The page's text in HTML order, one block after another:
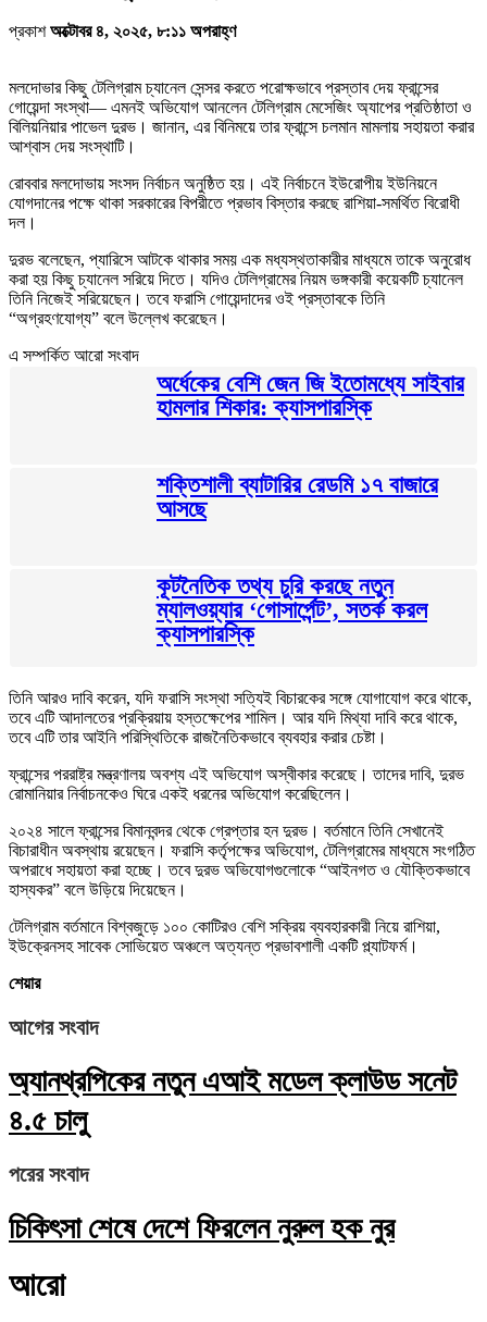
প্রকাশঅক্টোবর ৪, ২০২৫, ৮:১১ অপরাহ্ণ
মলদোভার কিছু টেলিগ্রাম চ্যানেল সেন্সর করতে পরোক্ষভাবে প্রস্তাব দেয় ফ্রান্সের
গোয়েন্দা সংস্থা— এমনই অভিযোগ আনলেন টেলিগ্রাম মেসেজিং অ্যাপের প্রতিষ্ঠাতা ও
বিলিয়নিয়ার পাভেল দুরভ। জানান, এর বিনিময়ে তার ফ্রান্সে চলমান মামলায় সহায়তা করার
আশ্বাস দেয় সংস্থাটি।
রোববার মলদোভায় সংসদ নির্বাচন অনুষ্ঠিত হয়। এই নির্বাচনে ইউরোপীয় ইউনিয়নে
যোগদানের পক্ষে থাকা সরকারের বিপরীতে প্রভাব বিস্তার করছে রাশিয়া-সমর্থিত বিরোধী
দল।
দুরভ বলেছেন, প্যারিসে আটকে থাকার সময় এক মধ্যস্থতাকারীর মাধ্যমে তাকে অনুরোধ
করা হয় কিছু চ্যানেল সরিয়ে দিতে। যদিও টেলিগ্রামের নিয়ম ভঙ্গকারী কয়েকটি চ্যানেল
তিনি নিজেই সরিয়েছেন। তবে ফরাসি গোয়েন্দাদের ওই প্রস্তাবকে তিনি
“অগ্রহণযোগ্য” বলে উল্লেখ করেছেন।
এ সম্পর্কিত আরো সংবাদ
অর্ধেকের বেশি জেন জি ইতোমধ্যে সাইবার
হামলার শিকার: ক্যাসপারস্কি
শক্তিশালী ব্যাটারির রেডমি ১৭ বাজারে
আসছে
কূটনৈতিক তথ্য চুরি করছে নতুন
ম্যালওয়্যার ‘গোসার্পেন্ট’, সতর্ক করল
ক্যাসপারস্কি
তিনি আরও দাবি করেন, যদি ফরাসি সংস্থা সত্যিই বিচারকের সঙ্গে যোগাযোগ করে থাকে,
তবে এটি আদালতের প্রক্রিয়ায় হস্তক্ষেপের শামিল। আর যদি মিথ্যা দাবি করে থাকে,
তবে এটি তার আইনি পরিস্থিতিকে রাজনৈতিকভাবে ব্যবহার করার চেষ্টা।
ফ্রান্সের পররাষ্ট্র মন্ত্রণালয় অবশ্য এই অভিযোগ অস্বীকার করেছে। তাদের দাবি, দুরভ
রোমানিয়ার নির্বাচনকেও ঘিরে একই ধরনের অভিযোগ করেছিলেন।
২০২৪ সালে ফ্রান্সের বিমানবন্দর থেকে গ্রেপ্তার হন দুরভ। বর্তমানে তিনি সেখানেই
বিচারাধীন অবস্থায় রয়েছেন। ফরাসি কর্তৃপক্ষের অভিযোগ, টেলিগ্রামের মাধ্যমে সংগঠিত
অপরাধে সহায়তা করা হচ্ছে। তবে দুরভ অভিযোগগুলোকে “আইনগত ও যৌক্তিকভাবে
হাস্যকর” বলে উড়িয়ে দিয়েছেন।
টেলিগ্রাম বর্তমানে বিশ্বজুড়ে ১০০ কোটিরও বেশি সক্রিয় ব্যবহারকারী নিয়ে রাশিয়া,
ইউক্রেনসহ সাবেক সোভিয়েত অঞ্চলে অত্যন্ত প্রভাবশালী একটি প্ল্যাটফর্ম।
শেয়ার
আগের সংবাদ
অ্যানথ্রপিকের নতুন এআই মডেল ক্লাউড সনেট
৪.৫ চালু
পরের সংবাদ
চিকিৎসা শেষে দেশে ফিরলেন নুরুল হক নুর
আরো